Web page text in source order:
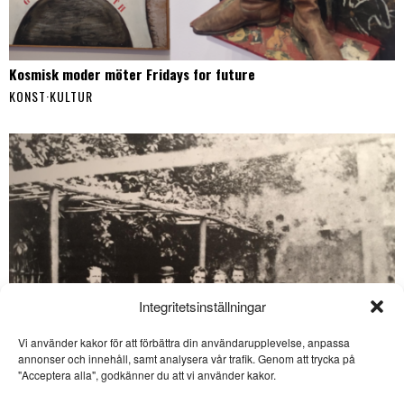
Integritetsinställningar
Vi använder kakor för att förbättra din användarupplevelse, anpassa
annonser och innehåll, samt analysera vår trafik. Genom att trycka på
"Acceptera alla", godkänner du att vi använder kakor.
Kosmisk moder möter Fridays for future
KONST·KULTUR
SE ÄVEN